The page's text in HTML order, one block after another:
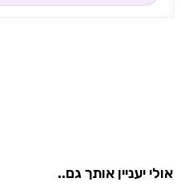
אולי יעניין אותך גם..